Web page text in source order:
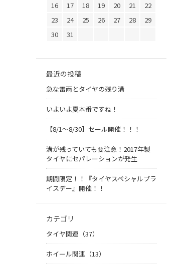
16
17 18 19 20 21
22
23
24 25 26 27 28
29
30
31
最近の投稿
急な雷雨とタイヤの残り溝
いよいよ夏本番ですね！
【8/1～8/30】セール開催！！！
溝が残っていても要注意！2017年製
タイヤにセパレーションが発生
期間限定！！『タイヤスペシャルプラ
イスデー』開催！！
カテゴリ
タイヤ関連（37）
ホイール関連（13）